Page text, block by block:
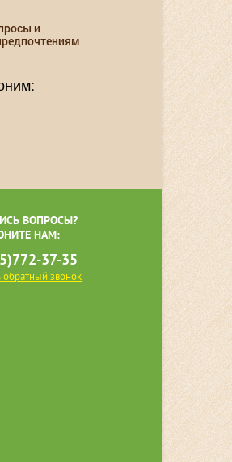
и
ВОПРОСЫ?
НАМ:
37-35
обратный звонок